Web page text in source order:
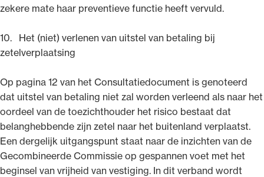
zekere mate haar preventieve functie heeft vervuld.
10. Het (niet) verlenen van uitstel van betaling bij
zetelverplaatsing
Op pagina 12 van het Consultatiedocument is genoteerd
dat uitstel van betaling niet zal worden verleend als naar het
oordeel van de toezichthouder het risico bestaat dat
belanghebbende zijn zetel naar het buitenland verplaatst.
Een dergelijk uitgangspunt staat naar de inzichten van de
Gecombineerde Commissie op gespannen voet met het
beginsel van vrijheid van vestiging. In dit verband wordt